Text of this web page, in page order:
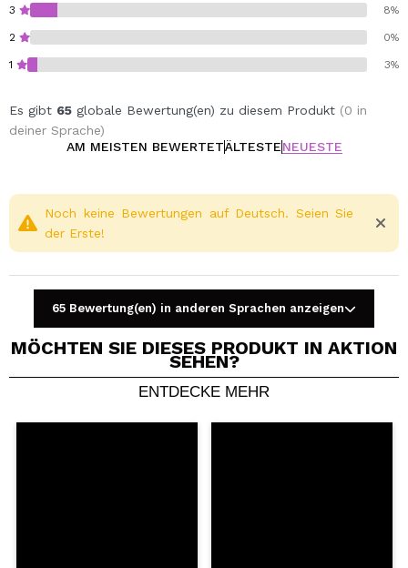
3 8%
2 0%
1 3%
Es gibt 65 globale Bewertung(en) zu diesem Produkt (0 in
deiner Sprache)
AM MEISTEN BEWERTETÄLTESTENEUESTE
Ein Video oder Foto teilen
Dein Video könnte das erste sein. Stell es dir vor...
Noch keine Bewertungen auf Deutsch. Seien Sie
der Erste!
65 Bewertung(en) in anderen Sprachen anzeigen
MÖCHTEN SIE DIESES PRODUKT IN AKTION
SEHEN?
ENTDECKE MEHR